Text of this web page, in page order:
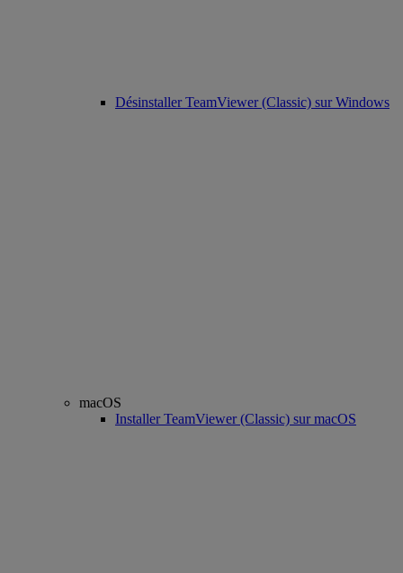
Désinstaller TeamViewer (Classic) sur Windows
macOS
Installer TeamViewer (Classic) sur macOS